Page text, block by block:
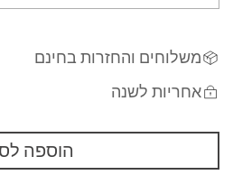
משלוחים והחזרות בחינם
אחריות לשנה
הוספה